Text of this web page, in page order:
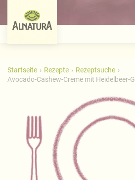
Startseite Rezepte
Rezeptsuche
Avocado-Cashew-Creme mit Heidelbeer-